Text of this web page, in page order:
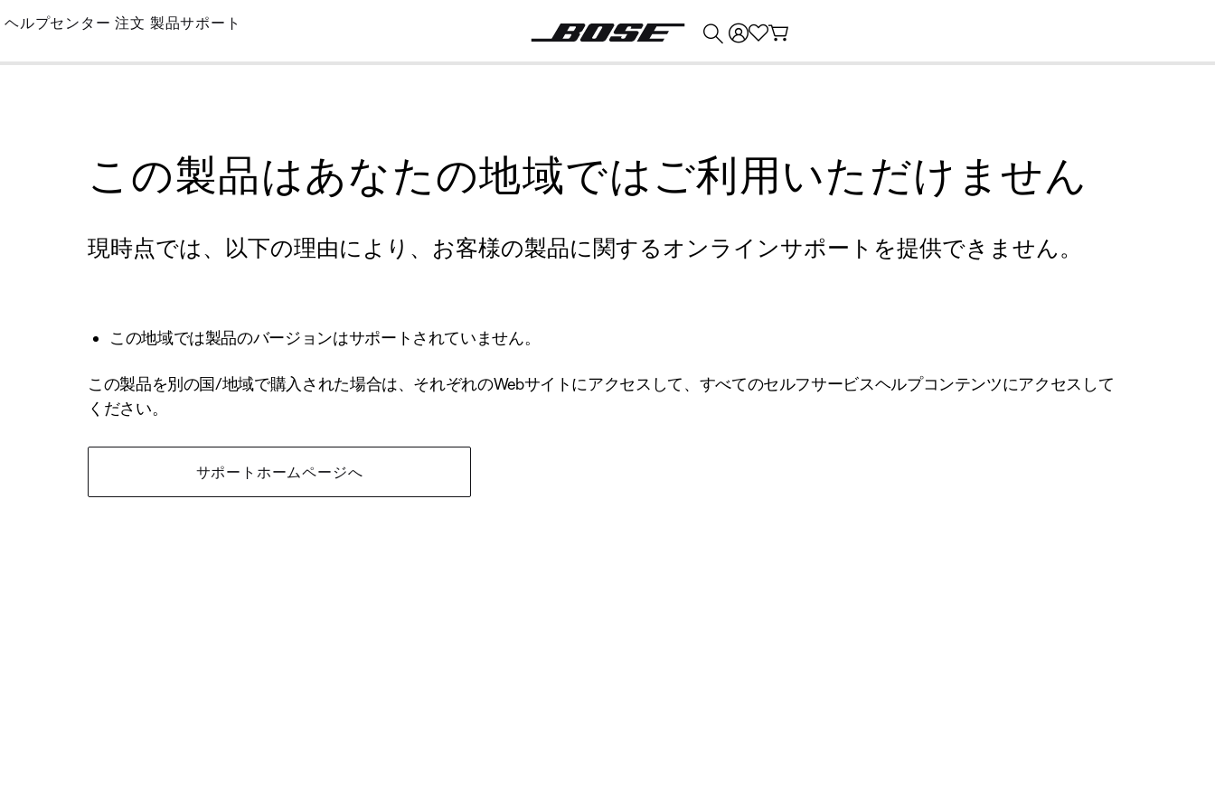
Skip
Main
ヘルプセンター 注文 製品サポート
この製品はあなたの地域ではご利用いただけません
現時点では、以下の理由により、お客様の製品に関するオンラインサポートを提供できません。
この地域では製品のバージョンはサポートされていません。
この製品を別の国/地域で購入された場合は、それぞれのWebサイトにアクセスして、すべてのセルフサービスヘルプコンテンツにアクセスして
ください。
サポートホームページへ